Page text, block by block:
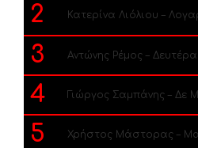
2 Κατερίνα Λιόλιου –
3 Αντώνης Ρέμος – Δευτέρα
4 Γιώργος Σαμπάνης – Δε
5 Χρήστος Μάστορας –